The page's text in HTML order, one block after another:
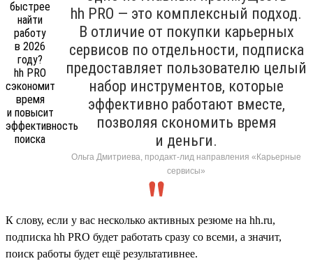
hh PRO — это комплексный подход.
В отличие от покупки карьерных
сервисов по отдельности, подписка
предоставляет пользователю целый
набор инструментов, которые
эффективно работают вместе,
позволяя скономить время
и деньги.
Ольга Дмитриева, продакт-лид направления «Карьерные
сервисы»
К слову, если у вас несколько активных резюме на hh.ru,
подписка hh PRO будет работать сразу со всеми, а значит,
поиск работы будет ещё результативнее.